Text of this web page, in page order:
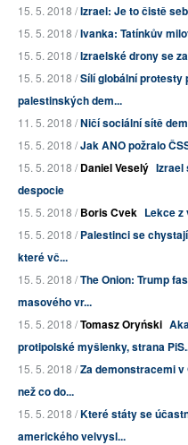
15. 5. 2018 /Izrael: Je to čistě
15. 5. 2018 /Ivanka: Tatínkův
15. 5. 2018 /Izraelské drony se
15. 5. 2018 /Sílí globální protesty
palestinských dem...
11. 5. 2018 /Ničí sociální sítě
15. 5. 2018 /Jak ANO požralo
15. 5. 2018 /Daniel Veselý Izrael
despocie
15. 5. 2018 /Boris Cvek Lekce
15. 5. 2018 /Palestinci se
které vč...
15. 5. 2018 /The Onion: Trump
masového vr...
15. 5. 2018 /Tomasz Oryński
protipolské myšlenky, strana
15. 5. 2018 /Za demonstracemi
než co do...
15. 5. 2018 /Které státy se
amerického velvysl...